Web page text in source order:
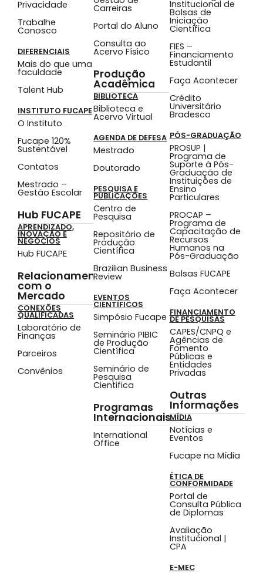
Privacidade
Trabalhe
Conosco
DIFERENCIAIS
Mais do que uma
faculdade
Talent Hub
INSTITUTO FUCAPE
O Instituto
Fucape 120%
Sustentável
Contatos
Mestrado –
Gestão Escolar
Hub FUCAPE
APRENDIZADO,
INOVAÇÃO E
NEGÓCIOS
Hub FUCAPE
Relacionamento
com o
Mercado
CONEXÕES
QUALIFICADAS
Laboratório de
Finanças
Parceiros
Convênios
Carreiras
Portal do Aluno
Consulta ao
Acervo Físico
Produção
Acadêmica
BIBLIOTECA
Biblioteca e
Acervo Virtual
AGENDA DE DEFESA
Mestrado
Doutorado
PESQUISA E
PUBLICAÇÕES
Centro de
Pesquisa
Repositório de
Produção
Científica
Brazilian Business
Review
EVENTOS
CIENTÍFICOS
Simpósio Fucape
Seminário PIBIC
de Produção
Científica
Seminário de
Pesquisa
Cientifica
Programas
Internacionais
International
Office
Institucional de
Bolsas de
Iniciação
Científica
FIES –
Financiamento
Estudantil
Faça Acontecer
Crédito
Universitário
Bradesco
PÓS-GRADUAÇÃO
PROSUP |
Programa de
Suporte à Pós-
Graduação de
Instituições de
Ensino
Particulares
PROCAP –
Programa de
Capacitação de
Recursos
Humanos na
Pós-Graduação
Bolsas FUCAPE
Faça Acontecer
FINANCIAMENTO
DE PESQUISAS
CAPES/CNPQ e
Agências de
Fomento
Públicas e
Entidades
Privadas
Outras
Informações
MÍDIA
Notícias e
Eventos
Fucape na Mídia
ÉTICA DE
CONFORMIDADE
Portal de
Consulta Pública
de Diplomas
Avaliação
Institucional |
CPA
E-MEC